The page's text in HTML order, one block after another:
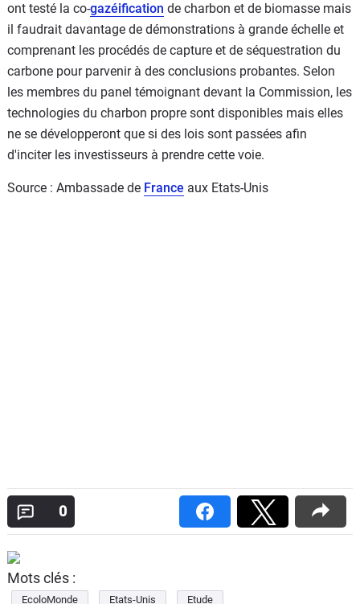
ont testé la co-gazéification de charbon et de biomasse mais
il faudrait davantage de démonstrations à grande échelle et
comprenant les procédés de capture et de séquestration du
carbone pour parvenir à des conclusions probantes. Selon
les membres du panel témoignant devant la Commission, les
technologies du charbon propre sont disponibles mais elles
ne se développeront que si des lois sont passées afin
d'inciter les investisseurs à prendre cette voie.
Source : Ambassade de France aux Etats-Unis
0
Mots clés :
EcoloMonde Etats-Unis Etude